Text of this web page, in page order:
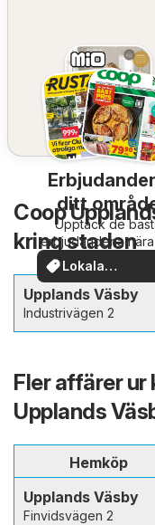
ditt
Upptäck de
erbjudandena
Lokala
erbjudanden
Coop
kring staden
Upplands Väsby
Industrivägen 2
Fler affärer
Upplands
Hemköp
Upplands Väsby
Finvidsvägen 2